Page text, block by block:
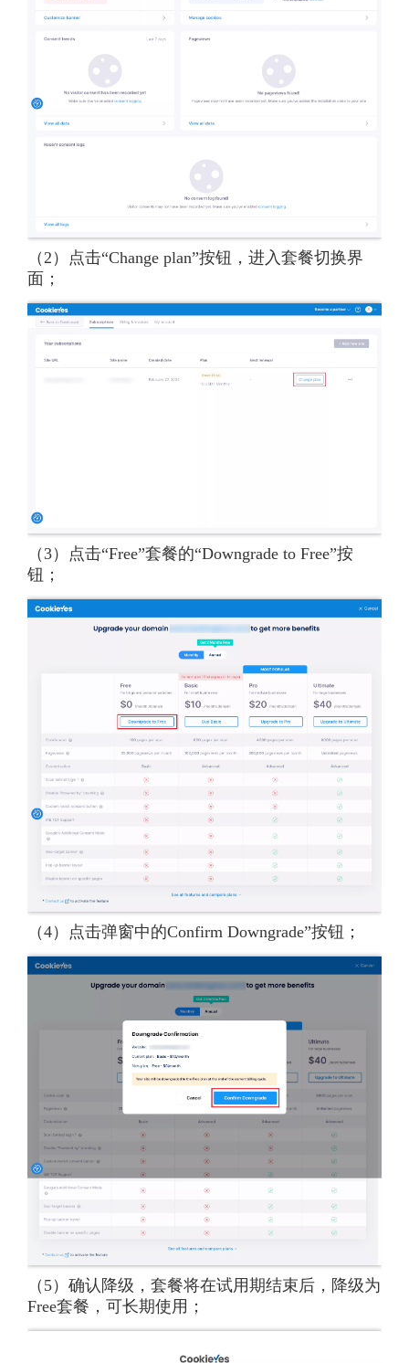
（2）点击“Change plan”按钮，进入套餐切换界
面；
（3）点击“Free”套餐的“Downgrade to Free”按
钮；
（4）点击弹窗中的Confirm Downgrade”按钮；
（5）确认降级，套餐将在试用期结束后，降级为
Free套餐，可长期使用；